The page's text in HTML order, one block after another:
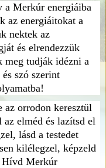
a Merkúr energiáiba
az energiáitokat a
nektek az
és elrendezzük
meg tudják idézni a
szó szerint
az orrodon keresztül
az elméd és lazítsd el
lásd a testedet
kilélegzel, képzeld
Hívd Merkúr